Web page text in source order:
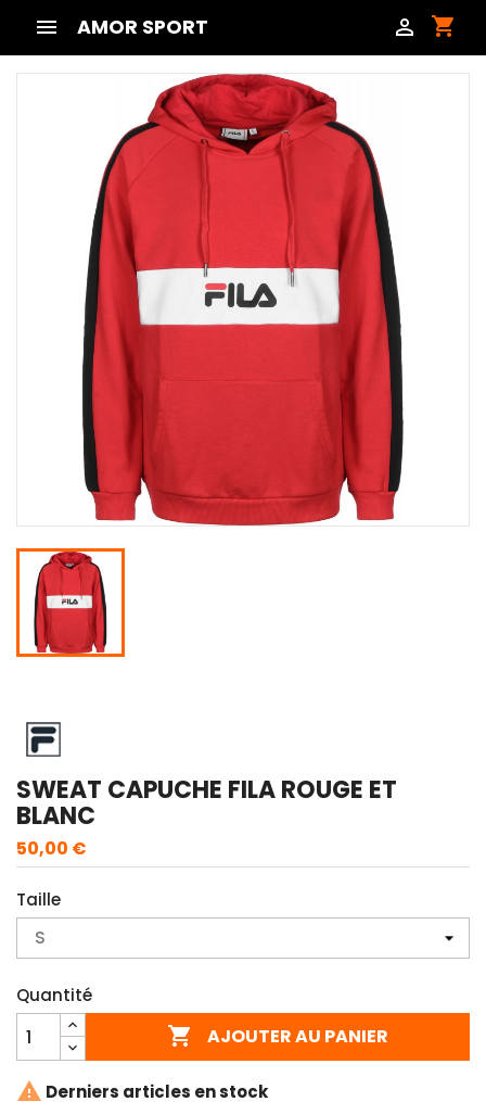
 shopping_cart

AMOR SPORT
SWEAT CAPUCHE FILA ROUGE ET
BLANC
50,00 €
Taille
Quantité
 AJOUTER AU PANIER
 Derniers articles en stock